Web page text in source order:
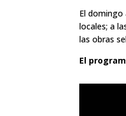
El domingo
locales; a
las obras
El